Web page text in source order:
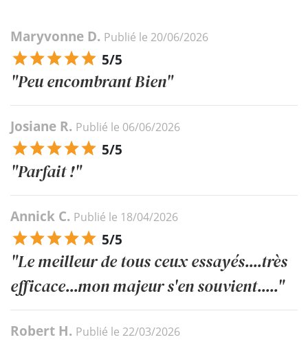
Maryvonne D. Publié le 20/06/2026
5/5
"Peu encombrant Bien"
Josiane R. Publié le 06/06/2026
5/5
"Parfait !"
Annick C. Publié le 18/04/2026
5/5
"Le meilleur de tous ceux essayés....très
efficace...mon majeur s'en souvient....."
Robert H. Publié le 22/03/2026